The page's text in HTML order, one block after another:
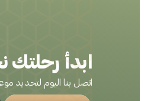
ابدأ
اتصل بنا اليوم لتحديد